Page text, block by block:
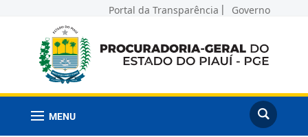
Portal da Transparência Governo
MENU